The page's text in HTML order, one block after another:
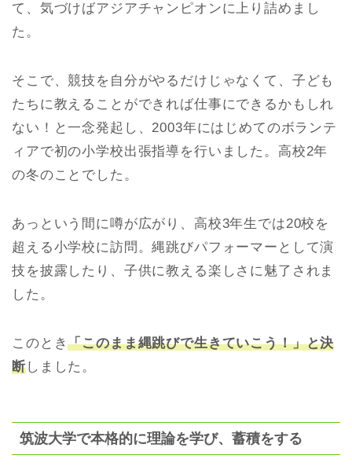
て、気づけばアジアチャンピオンに上り詰めまし
た。
そこで、競技を自分がやるだけじゃなくて、子ども
たちに教えることができれば仕事にできるかもしれ
ない！と一念発起し、2003年にはじめてのボランテ
ィアで初の小学校出張指導を行いました。高校2年
の冬のことでした。
あっという間に噂が広がり、高校3年生では20校を
超える小学校に訪問。縄跳びパフォーマーとして演
技を披露したり、子供に教える楽しさに魅了されま
した。
このとき「このまま縄跳びで生きていこう！」と決
断しました。
筑波大学で本格的に理論を学び、蓄積をする